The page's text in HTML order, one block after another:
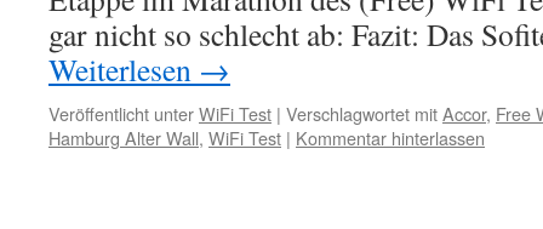
gar nicht so schlecht ab: Fazit: Das
Weiterlesen →
Veröffentlicht unterWiFi Test | Verschlagwortet mitAccor, Free
Hamburg Alter Wall, WiFi Test | Kommentar hinterlassen